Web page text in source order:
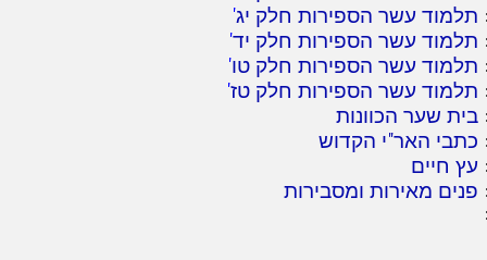
תלמוד עשר הספירות חלק יג'
תלמוד עשר הספירות חלק יד'
תלמוד עשר הספירות חלק טו'
תלמוד עשר הספירות חלק טז'
בית שער הכוונות
כתבי האר"י הקדוש
עץ חיים
פנים מאירות ומסבירות